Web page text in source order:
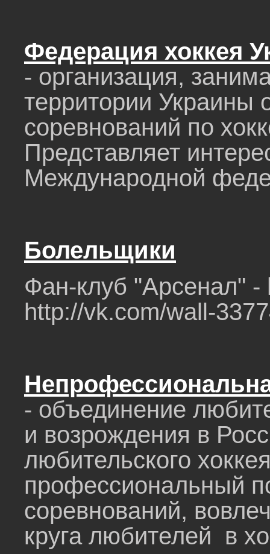
Федерация хоккея
- организация,
территории Украины
соревнований по
Представляет
Международной
Болельщики
Фан-клуб "Арсенал" -
http://vk.com/
- объединение
и возрождения в
любительского
профессиональный
соревнований,
круга любителей в